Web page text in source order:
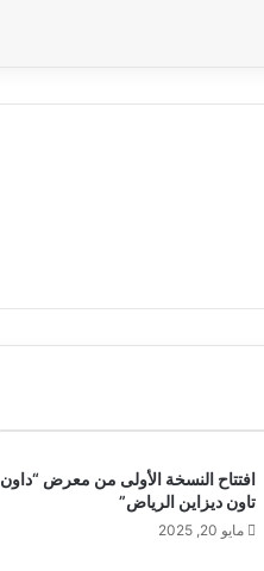
افتتاح النسخة الأولى من معرض “داون
تاون ديزاين الرياض”
مايو 20, 2025